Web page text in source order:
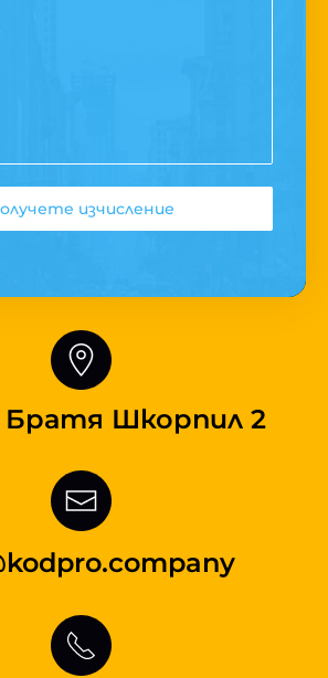
изчисление
Братя Шкорпил 2